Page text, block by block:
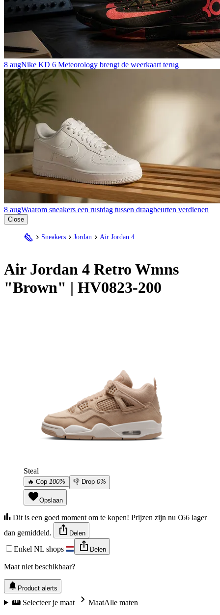
8 augNike KD 6 Meteorology brengt de weerkaart terug
8 augWaarom sneakers een rustdag tussen draagbeurten verdienen
Close
Sneakers Jordan Air Jordan 4
Air Jordan 4 Retro Wmns
"Brown" | HV0823-200
Steal
🔥 Cop 100% 👎 Drop 0%
Opslaan
Dit is een goed moment om te kopen! Prijzen zijn nu €66 lager
dan gemiddeld.
Delen
Enkel NL shops Delen
Maat niet beschikbaar?
Product alerts
Selecteer je maat MaatAlle maten